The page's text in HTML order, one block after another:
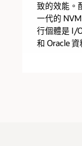
致的效能。
一代的
行個體是 I/
和 Oracle